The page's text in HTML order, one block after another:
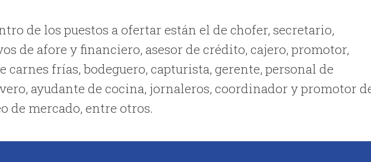
de los puestos a ofertar están el de chofer, secretario,
de afore y financiero, asesor de crédito, cajero, promotor,
carnes frías, bodeguero, capturista, gerente, personal de
ayudante de cocina, jornaleros, coordinador y promotor
de mercado, entre otros.